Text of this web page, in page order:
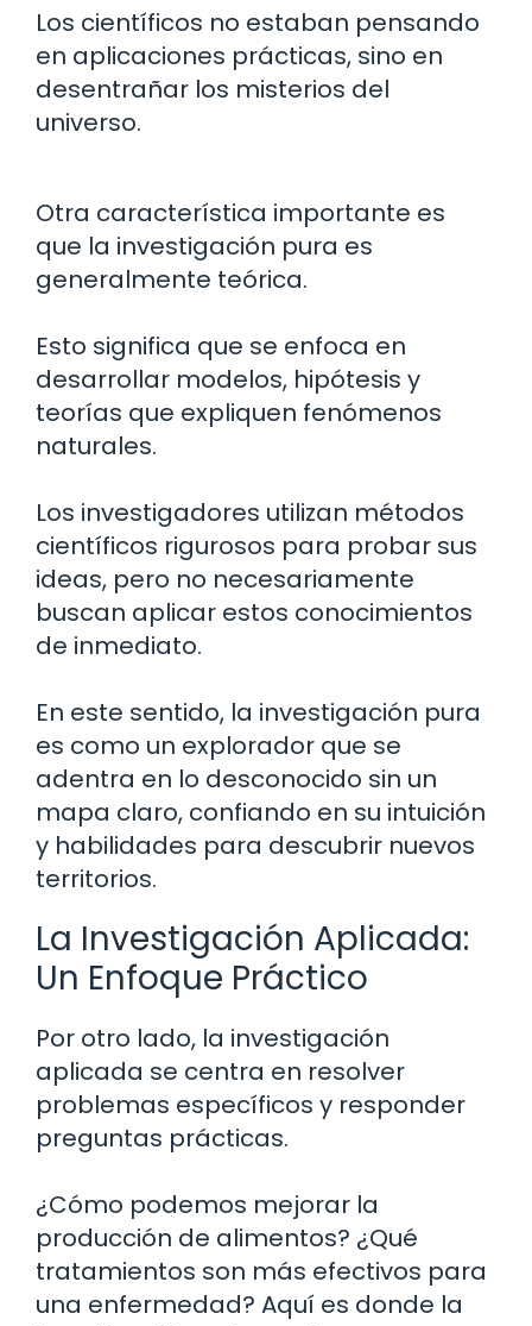
Los científicos no estaban pensando
en aplicaciones prácticas, sino en
desentrañar los misterios del
universo.
Otra característica importante es
que la investigación pura es
generalmente teórica.
Esto significa que se enfoca en
desarrollar modelos, hipótesis y
teorías que expliquen fenómenos
naturales.
Los investigadores utilizan métodos
científicos rigurosos para probar sus
ideas, pero no necesariamente
buscan aplicar estos conocimientos
de inmediato.
En este sentido, la investigación pura
es como un explorador que se
adentra en lo desconocido sin un
mapa claro, confiando en su intuición
y habilidades para descubrir nuevos
territorios.
La Investigación Aplicada:
Un Enfoque Práctico
Por otro lado, la investigación
aplicada se centra en resolver
problemas específicos y responder
preguntas prácticas.
¿Cómo podemos mejorar la
producción de alimentos? ¿Qué
tratamientos son más efectivos para
una enfermedad? Aquí es donde la